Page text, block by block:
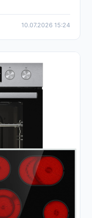
10.07.2026 15:24